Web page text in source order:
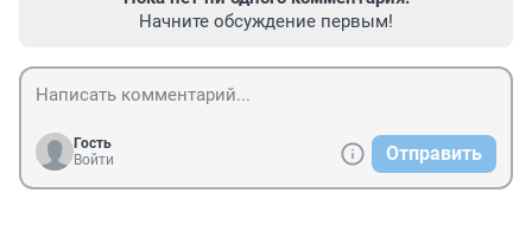
Начните обсуждение первым!
Гость
Войти
Отправить